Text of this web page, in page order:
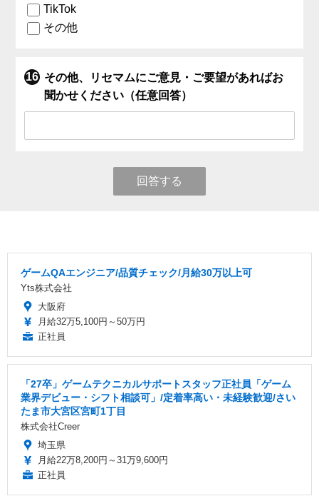
TikTok
その他
その他、リセマムにご意見・ご要望があればお
聞かせください（任意回答）
回答する
ゲームQAエンジニア/品質チェック/月給30万以上可
Yts株式会社
大阪府
月給32万5,100円～50万円
正社員
「27卒」ゲームテクニカルサポートスタッフ正社員「ゲーム
業界デビュー・シフト相談可」/定着率高い・未経験歓迎/さい
たま市大宮区宮町1丁目
株式会社Creer
埼玉県
月給22万8,200円～31万9,600円
正社員